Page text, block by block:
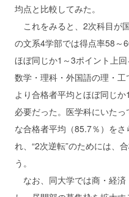
均点と比較してみた。
これをみると、2次科目が
の文系4学部では得点率58～
ほぼ同じか1～3ポイント上
数学・理科・外国語の理・
より合格者平均とほぼ同じ
必要だった。医学科にいた
な合格者平均（85.7％）を
れ、“2次逆転”のためには、
う。
なお、同大学では商・経済